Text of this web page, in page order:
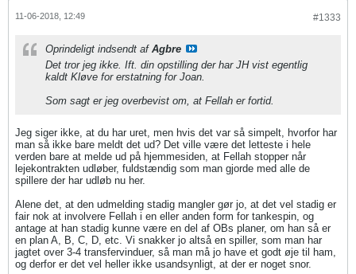
#1333
11-06-2018, 12:49
Oprindeligt indsendt af Agbre
Det tror jeg ikke. Ift. din opstilling der har JH vist egentlig
kaldt Kløve for erstatning for Joan.
Som sagt er jeg overbevist om, at Fellah er fortid.
Jeg siger ikke, at du har uret, men hvis det var så simpelt, hvorfor har
man så ikke bare meldt det ud? Det ville være det letteste i hele
verden bare at melde ud på hjemmesiden, at Fellah stopper når
lejekontrakten udløber, fuldstændig som man gjorde med alle de
spillere der har udløb nu her.
Alene det, at den udmelding stadig mangler gør jo, at det vel stadig er
fair nok at involvere Fellah i en eller anden form for tankespin, og
antage at han stadig kunne være en del af OBs planer, om han så er
en plan A, B, C, D, etc. Vi snakker jo altså en spiller, som man har
jagtet over 3-4 transfervinduer, så man må jo have et godt øje til ham,
og derfor er det vel heller ikke usandsynligt, at der er noget snor.